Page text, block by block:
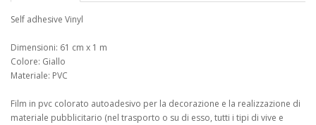
Self adhesive Vinyl
Dimensioni: 61 cm x 1 m
Colore: Giallo
Materiale: PVC
Film in pvc colorato autoadesivo per la decorazione e la realizzazione di
materiale pubblicitario (nel trasporto o su di esso, tutti i tipi di vive e